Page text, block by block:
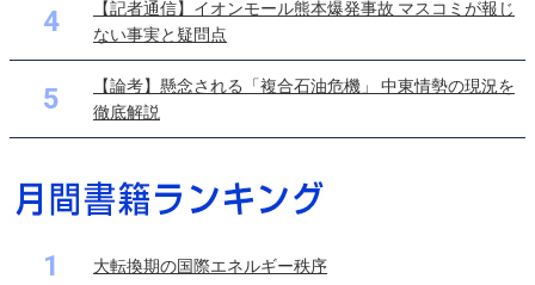
4
【記者通信】イオンモール熊本爆発事故 マスコミが報じ
ない事実と疑問点
5
【論考】懸念される「複合石油危機」 中東情勢の現況を
徹底解説
1 大転換期の国際エネルギー秩序